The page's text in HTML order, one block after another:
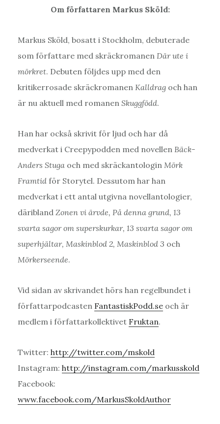
Om författaren Markus Sköld:
Markus Sköld, bosatt i Stockholm, debuterade
som författare med skräckromanen Där ute i
mörkret. Debuten följdes upp med den
kritikerrosade skräckromanen Kalldragoch han
är nu aktuell med romanen Skuggfödd.
Han har också skrivit för ljud och har då
medverkat i Creepypodden med novellen Bäck-
Anders Stugaoch med skräckantologin Mörk
Framtid för Storytel. Dessutom har han
medverkat i ett antal utgivna novellantologier,
däribland Zonen vi ärvde, På denna grund, 13
svarta sagor om superskurkar, 13 svarta sagor om
superhjältar, Maskinblod 2, Maskinblod 3 och
Mörkerseende.
Vid sidan av skrivandet hörs han regelbundet i
författarpodcasten FantastiskPodd.seoch är
medlem i författarkollektivet Fruktan.
Twitter: http://twitter.com/mskold
Instagram: http://instagram.com/markusskold
Facebook:
www.facebook.com/MarkusSkoldAuthor